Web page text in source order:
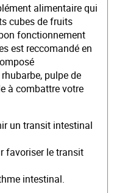
alimentaire qui
cubes de fruits
fonctionnement
est reccomandé en
pulpe de
à combattre votre
un transit intestinal
favoriser le transit
intestinal.